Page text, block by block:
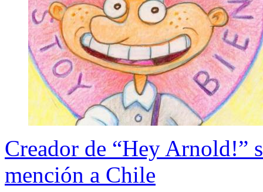
Creador de “Hey Arnold!”
mención a Chile